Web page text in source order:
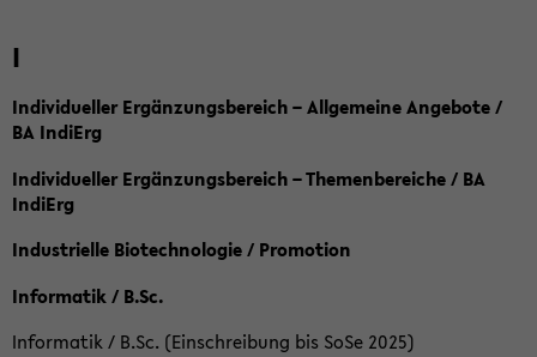
I
Individueller Ergänzungsbereich – Allgemeine Angebote /
BA IndiErg
Individueller Ergänzungsbereich – Themenbereiche / BA
IndiErg
Industrielle Biotechnologie / Promotion
Informatik / B.Sc.
Informatik / B.Sc. (Einschreibung bis SoSe 2025)